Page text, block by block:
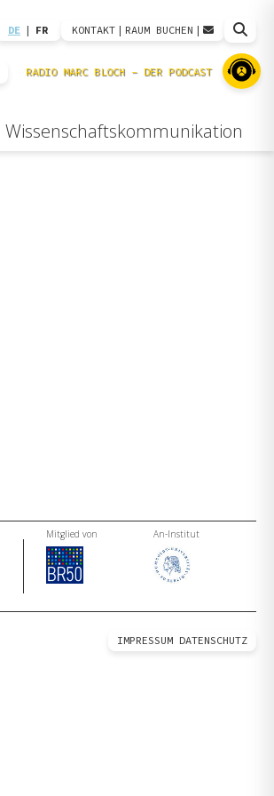
DE | FR KONTAKT | RAUM BUCHEN |
Wissenschaftskommunikation
Mitglied von An-Institut
IMPRESSUM DATENSCHUTZ